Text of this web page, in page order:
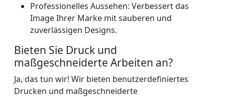
Professionelles Aussehen: Verbessert das
Image Ihrer Marke mit sauberen und
zuverlässigen Designs.
Bieten Sie Druck und
maßgeschneiderte Arbeiten an?
Ja, das tun wir! Wir bieten benutzerdefiniertes
Drucken und maßgeschneiderte